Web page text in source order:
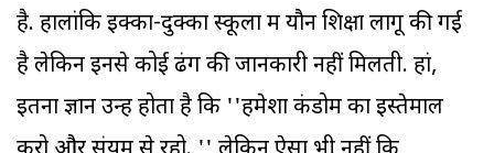
है. हालांकि इक्का-दुक्का स्कूलों में यौन शिक्षा लागू की गई
है लेकिन इनसे कोई ढंग की जानकारी नहीं मिलती. हां,
इतना ज्ञान उन्हें होता है कि ''हमेशा कंडोम का इस्तेमाल